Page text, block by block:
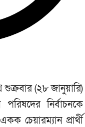
শুক্রবার (২৮ জানুয়ারি)
নির্বাচনকে
চেয়ারম্যান প্রার্থী